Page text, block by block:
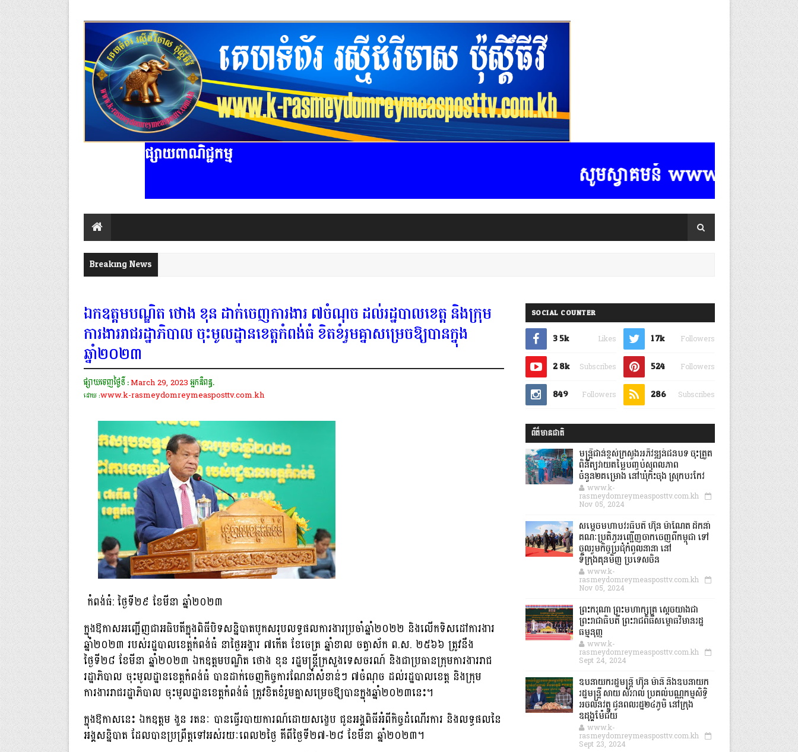
ផ្សាយពាណិជ្ជកម្ម
សូមស្វាគមន៍ www.k-
Breaking News
ឯកឧត្តមបណ្ឌិត ថោង ខុន ដាក់ចេញការងារ ៧ចំណុច ដល់រដ្ឋបាលខេត្ត និងក្រុម
ការងាររាជរដ្ឋាភិបាល ចុះមូលដ្ឋានខេត្តកំពង់ធំ ខិតខំរួមគ្នាសម្រេចឱ្យបានក្នុង
ឆ្នាំ២០២៣
ផ្សាយចេញថ្ងៃទី :March 29, 2023អ្នកនិពន្ធ.
ដោយ :www.k-rasmeydomreymeasposttv.com.kh
កំពង់ធំ: ថ្ងៃទី២៩ ខែមីនា ឆ្នាំ២០២៣
ក្នុងឱកាសអញ្ជើញជាអធិបតីក្នុងពិធីបិទសន្និបាតបូកសរុបលទ្ធផលការងារប្រចាំឆ្នាំ២០២២ និងលើកទិសដៅការងារ
ឆ្នាំ២០២៣ របស់រដ្ឋបាលខេត្តកំពង់ធំ នាថ្ងៃអង្គារ ៧កើត ខែចេត្រ ឆ្នាំខាល ចត្វាស័ក ព.ស. ២៥៦៦ ត្រូវនឹង
ថ្ងៃទី២៨ ខែមីនា ឆ្នាំ២០២៣ ឯកឧត្តមបណ្ឌិត ថោង ខុន រដ្ឋមន្រ្តីក្រសួងទេសចរណ៍ និងជាប្រធានក្រុមការងាររាជ
រដ្ឋាភិបាល ចុះមូលដ្ឋានខេត្តកំពង់ធំ បានដាក់ចេញកិច្ចការណែនាំសំខាន់ៗ ៧ចំណុច ដល់រដ្ឋបាលខេត្ត និងក្រុម
ការងាររាជរដ្ឋាភិបាល ចុះមូលដ្ឋានខេត្តកំពង់ធំ ត្រូវខិតខំរួមគ្នាសម្រេចឱ្យបានក្នុងឆ្នាំ២០២៣នេះ។
ក្នុងឱកាសនេះ ឯកឧត្តម ងួន រតនៈ បានធ្វើរបាយការណ៍ដោយសង្ខេប ជូនអង្គពិធីអំពីកិច្ចដំណើរការ និងលទ្ធផលនៃ
អង្គសន្និបាត ដែលបានប្រព្រឹត្តទៅអស់រយៈពេល២ថ្ងៃ គីពីថ្ងៃទី២៧-២៨ ខែមីនា ឆ្នាំ២០២៣។
SOCIAL COUNTER
3.5k Likes 1.7k Followers
2.8k Subscribes 524 Followers
849 Followers 286 Subscribes
ព័ត៌មានជាតិ
មន្ត្រីជាន់ខ្ពស់ក្រសួងអភិវឌ្ឍន៍ជនបទ ចុះត្រួត
ពិនិត្យវាយតម្លៃបញ្ចប់សុពលភាព
ចំនួន២គម្រោង នៅឃុំកិះចុង ស្រុកបរកែវ
www.k-
rasmeydomreymeasposttv.com.kh
Nov 05, 2024
សម្តេចមហាបវរធិបតី ហ៊ុន ម៉ាណែត ដឹកនាំ
គណៈប្រតិភូអញ្ជើញចាកចេញពីកម្ពុជា ទៅ
ចូលរួមកិច្ចប្រជុំកំពូលនានា នៅ
ទីក្រុងគុនមិញ ប្រទេសចិន
www.k-
rasmeydomreymeasposttv.com.kh
Nov 05, 2024
ព្រះករុណា ព្រះមហាក្សត្រ ស្តេចយាងជា
ព្រះរាជាធិបតី ព្រះរាជពិធីសម្ពោធវិមានរដ្ឋ
ធម្មនុញ្ញ
www.k-
rasmeydomreymeasposttv.com.kh
Sept 24, 2024
ឧបនាយករដ្ឋមន្ដ្រី ហ៊ុន ម៉ានី និងឧបនាយក
រដ្ឋមន្ដ្រី សាយ សំអាល់ ប្រគល់បណ្ណកម្មសិទ្ធិ
អចលនវត្ថុ ជូនពលរដ្ឋ២៤ភូមិ នៅក្រុង
ឧដុង្គម៉ែជ័យ
www.k-
rasmeydomreymeasposttv.com.kh
Sept 23, 2024